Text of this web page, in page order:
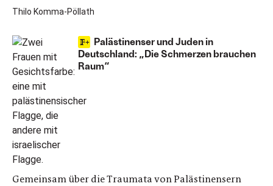
Thilo Komma-Pöllath
Palästinenser und Juden in
Deutschland: „Die Schmerzen brauchen
Raum“
Gemeinsam über die Traumata von Palästinensern